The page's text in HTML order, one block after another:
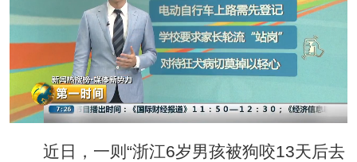
近日，一则“浙江6岁男孩被狗咬13天后去